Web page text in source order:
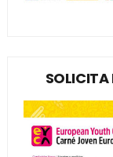
SOLICITA